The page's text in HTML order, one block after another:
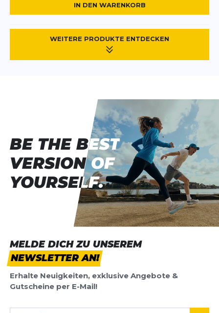
IN DEN WARENKORB
WEITERE PRODUKTE ENTDECKEN
MELDE DICH ZU UNSEREM
NEWSLETTER AN!
Erhalte Neuigkeiten, exklusive Angebote &
Gutscheine per E-Mail!
BE THE BEST
VERSION OF
YOURSELF.
BE THE BEST
VERSION OF
YOURSELF.